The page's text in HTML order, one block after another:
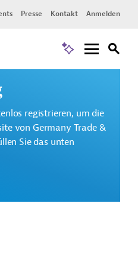
Presse Kontakt Anmelden
registrieren, um die
von Germany Trade &
Sie das unten